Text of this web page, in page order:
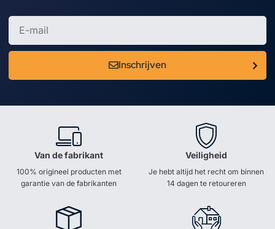
Inschrijven
Van de fabrikant
100% origineel producten met
garantie van de fabrikanten
Veiligheid
Je hebt altijd het recht om binnen
14 dagen te retoureren